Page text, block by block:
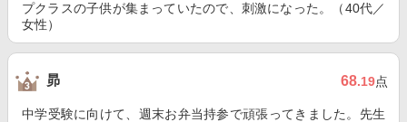
プクラスの子供が集まっていたので、刺激になった。（40代／
女性）
昴 68.19点
中学受験に向けて、週末お弁当持参で頑張ってきました。先生